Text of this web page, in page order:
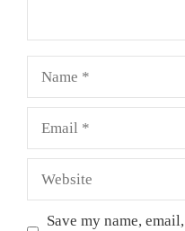
Save my name,